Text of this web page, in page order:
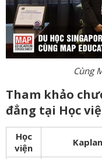
Cùng
Tham khảo
đẳng tại Học
Học
viện
Kaplan